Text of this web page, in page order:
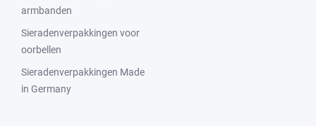
armbanden
Sieradenverpakkingen voor
oorbellen
Sieradenverpakkingen Made
in Germany